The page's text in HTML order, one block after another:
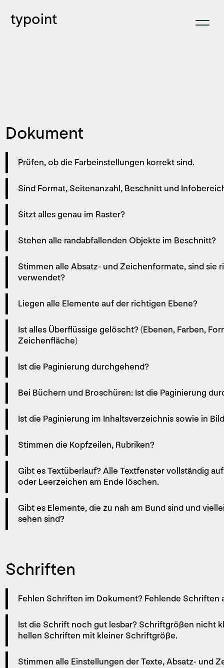
typoint
Dokument
Prüfen, ob die Farbeinstellungen korrekt sind.
Sind Format, Seitenanzahl, Beschnitt und
Sitzt alles genau im Raster?
Stehen alle randabfallenden Objekte im Beschnitt?
Stimmen alle Absatz- und Zeichenformate, sind sie
verwendet?
Liegen alle Elemente auf der richtigen Ebene?
Ist alles Überflüssige gelöscht? (Ebenen, ­Farben,
Zeichenfläche)
Ist die Paginierung durchgehend?
Bei Büchern und Broschüren: Ist die Paginierung
Ist die Paginierung im Inhaltsverzeichnis ­sowie in
Stimmen die Kopfzeilen, Rubriken?
Gibt es Textüberlauf? Alle Textfenster vollständig
oder Leerzeichen am Ende löschen.
Gibt es Elemente, die zu nah am Bund sind und
sehen sind?
Schriften
Fehlen Schriften im Dokument? Fehlende Schriften
Ist die Schrift noch gut lesbar? Schriftgrößen nicht
hellen Schriften mit kleiner Schriftgröße.
Stimmen alle Einstellungen der Texte, Absatz- und